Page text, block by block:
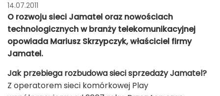
14.07.2011
O rozwoju sieci Jamatel oraz nowościach
technologicznych w branży telekomunikacyjnej
opowiada Mariusz Skrzypczyk, właściciel firmy
Jamatel.
Jak przebiega rozbudowa sieci sprzedaży Jamatel?
Z operatorem sieci komórkowej Play